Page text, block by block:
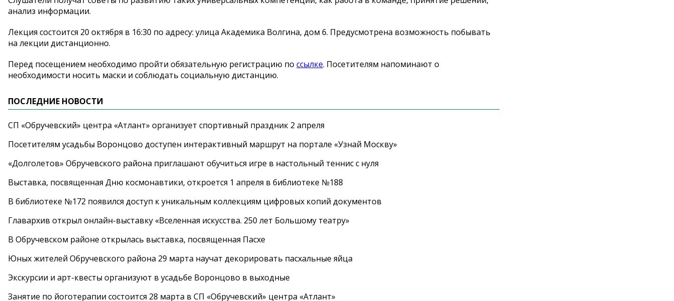
анализ информации.
Лекция состоится 20 октября в 16:30 по адресу: улица Академика Волгина, дом 6. Предусмотрена возможность побывать
на лекции дистанционно.
Перед посещением необходимо пройти обязательную регистрацию по ссылке. Посетителям напоминают о
необходимости носить маски и соблюдать социальную дистанцию.
ПОСЛЕДНИЕ НОВОСТИ
СП «Обручевский» центра «Атлант» организует спортивный праздник 2 апреля
Посетителям усадьбы Воронцово доступен интерактивный маршрут на портале «Узнай Москву»
«Долголетов» Обручевского района приглашают обучиться игре в настольный теннис с нуля
Выставка, посвященная Дню космонавтики, откроется 1 апреля в библиотеке №188
В библиотеке №172 появился доступ к уникальным коллекциям цифровых копий документов
Главархив открыл онлайн-выставку «Вселенная искусства. 250 лет Большому театру»
В Обручевском районе открылась выставка, посвященная Пасхе
Юных жителей Обручевского района 29 марта научат декорировать пасхальные яйца
Экскурсии и арт-квесты организуют в усадьбе Воронцово в выходные
Занятие по йоготерапии состоится 28 марта в СП «Обручевский» центра «Атлант»